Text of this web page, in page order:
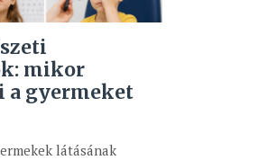
mikor
a gyermeket
látásának